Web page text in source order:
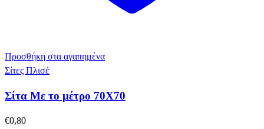
Προσθήκη στα αγαπημένα
Σίτες Πλισέ
Σίτα Με το μέτρο 70Χ70
€0,80